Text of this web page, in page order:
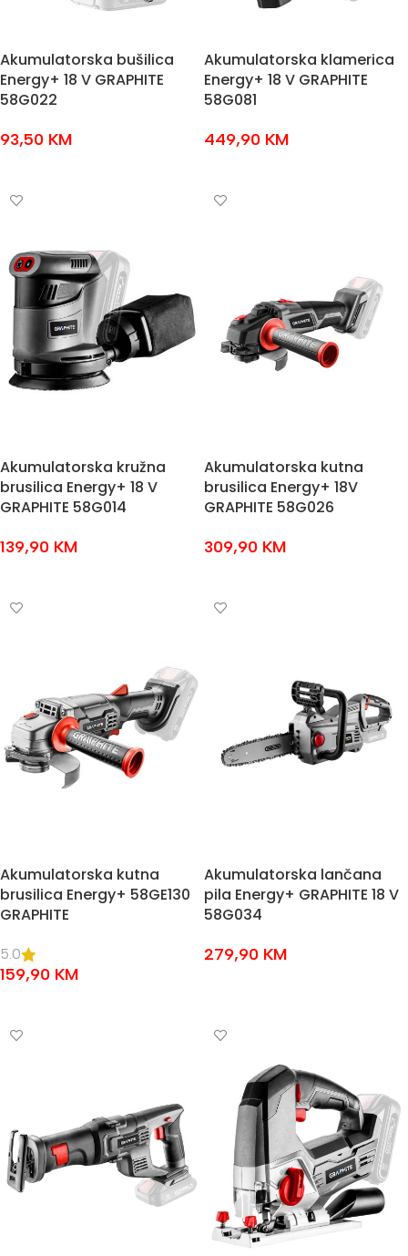
Akumulatorska bušilica
Energy+ 18 V GRAPHITE
58G022
93,50 KM
Akumulatorska klamerica
Energy+ 18 V GRAPHITE
58G081
449,90 KM
Akumulatorska kružna
brusilica Energy+ 18 V
GRAPHITE 58G014
139,90 KM
Akumulatorska kutna
brusilica Energy+ 18V
GRAPHITE 58G026
309,90 KM
Akumulatorska kutna
brusilica Energy+ 58GE130
GRAPHITE
5.0
159,90 KM
Akumulatorska lančana
pila Energy+ GRAPHITE 18 V
58G034
279,90 KM